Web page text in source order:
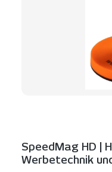
SpeedMag HD |
Werbetechnik